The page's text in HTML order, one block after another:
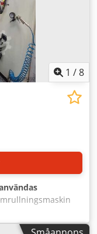
dokumentationer
efter
tekniska
1 /8
Total
1600 mm, min